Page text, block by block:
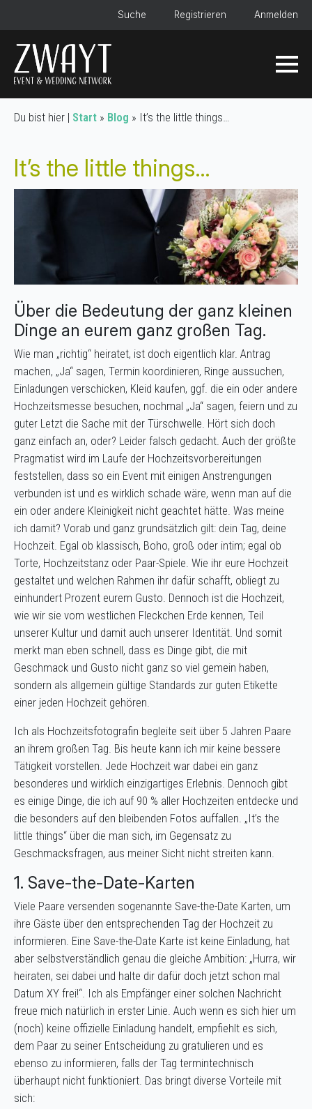
Suche Registrieren Anmelden
Du bist hier | Start » Blog » It’s the little things…
It’s the little things…
Über die Bedeutung der ganz kleinen
Dinge an eurem ganz großen Tag.
Wie man „richtig“ heiratet, ist doch eigentlich klar. Antrag
machen, „Ja“ sagen, Termin koordinieren, Ringe aussuchen,
Einladungen verschicken, Kleid kaufen, ggf. die ein oder andere
Hochzeitsmesse besuchen, nochmal „Ja“ sagen, feiern und zu
guter Letzt die Sache mit der Türschwelle. Hört sich doch
ganz einfach an, oder? Leider falsch gedacht. Auch der größte
Pragmatist wird im Laufe der Hochzeitsvorbereitungen
feststellen, dass so ein Event mit einigen Anstrengungen
verbunden ist und es wirklich schade wäre, wenn man auf die
ein oder andere Kleinigkeit nicht geachtet hätte. Was meine
ich damit? Vorab und ganz grundsätzlich gilt: dein Tag, deine
Hochzeit. Egal ob klassisch, Boho, groß oder intim; egal ob
Torte, Hochzeitstanz oder Paar-Spiele. Wie ihr eure Hochzeit
gestaltet und welchen Rahmen ihr dafür schafft, obliegt zu
einhundert Prozent eurem Gusto. Dennoch ist die Hochzeit,
wie wir sie vom westlichen Fleckchen Erde kennen, Teil
unserer Kultur und damit auch unserer Identität. Und somit
merkt man eben schnell, dass es Dinge gibt, die mit
Geschmack und Gusto nicht ganz so viel gemein haben,
sondern als allgemein gültige Standards zur guten Etikette
einer jeden Hochzeit gehören.
Ich als Hochzeitsfotografin begleite seit über 5 Jahren Paare
an ihrem großen Tag. Bis heute kann ich mir keine bessere
Tätigkeit vorstellen. Jede Hochzeit war dabei ein ganz
besonderes und wirklich einzigartiges Erlebnis. Dennoch gibt
es einige Dinge, die ich auf 90 % aller Hochzeiten entdecke und
die besonders auf den bleibenden Fotos auffallen. „It’s the
little things“ über die man sich, im Gegensatz zu
Geschmacksfragen, aus meiner Sicht nicht streiten kann.
1. Save-the-Date-Karten
Viele Paare versenden sogenannte Save-the-Date Karten, um
ihre Gäste über den entsprechenden Tag der Hochzeit zu
informieren. Eine Save-the-Date Karte ist keine Einladung, hat
aber selbstverständlich genau die gleiche Ambition: „Hurra, wir
heiraten, sei dabei und halte dir dafür doch jetzt schon mal
Datum XY frei!“. Ich als Empfänger einer solchen Nachricht
freue mich natürlich in erster Linie. Auch wenn es sich hier um
(noch) keine offizielle Einladung handelt, empfiehlt es sich,
dem Paar zu seiner Entscheidung zu gratulieren und es
ebenso zu informieren, falls der Tag termintechnisch
überhaupt nicht funktioniert. Das bringt diverse Vorteile mit
sich: